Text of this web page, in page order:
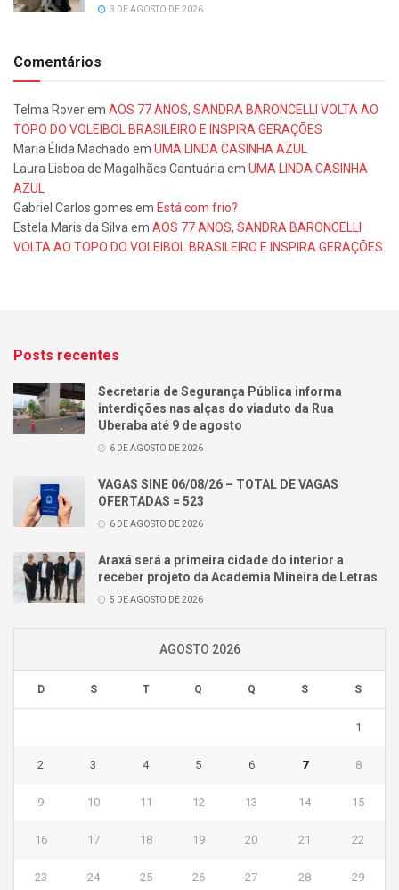
3 DE AGOSTO DE 2026
Comentários
Telma Roverem AOS 77 ANOS, SANDRA BARONCELLI VOLTA AO
TOPO DO VOLEIBOL BRASILEIRO E INSPIRA GERAÇÕES
Maria Élida Machado em UMA LINDA CASINHA AZUL
Laura Lisboa de Magalhães Cantuária em UMA LINDA CASINHA
AZUL
Gabriel Carlos gomes em Está com frio?
Estela Maris da Silva em AOS 77 ANOS, SANDRA BARONCELLI
VOLTA AO TOPO DO VOLEIBOL BRASILEIRO E INSPIRA GERAÇÕES
Posts recentes
Secretaria de Segurança Pública informa
interdições nas alças do viaduto da Rua
Uberaba até 9 de agosto
6 DE AGOSTO DE 2026
VAGAS SINE 06/08/26 – TOTAL DE VAGAS
OFERTADAS = 523
6 DE AGOSTO DE 2026
Araxá será a primeira cidade do interior a
receber projeto da Academia Mineira de Letras
5 DE AGOSTO DE 2026
AGOSTO 2026
D S T Q Q S S
1
2 3 4 5 6 7 8
9 10 11 12 13 14 15
16 17 18 19 20 21 22
23 24 25 26 27 28 29